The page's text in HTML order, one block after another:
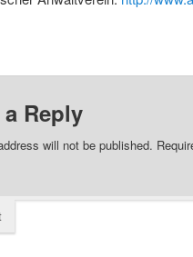
a Reply
will not be published.